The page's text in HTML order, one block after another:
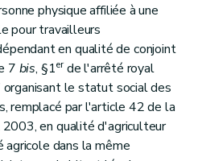
l'amélioration de l'espace rural et de l'environnement
compétente et l'organisme payeur
physique affiliée à une
pour travailleurs
en qualité de conjoint
7 bis, §1erde l'arrêté royal
le statut social des
remplacé par l'article 42 de la
en qualité d'agriculteur
dans la même